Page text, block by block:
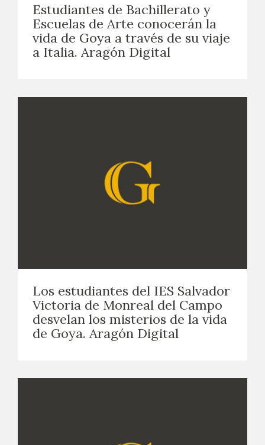
Estudiantes de Bachillerato y
Escuelas de Arte conocerán la
vida de Goya a través de su viaje
a Italia. Aragón Digital
Los estudiantes del IES Salvador
Victoria de Monreal del Campo
desvelan los misterios de la vida
de Goya. Aragón Digital